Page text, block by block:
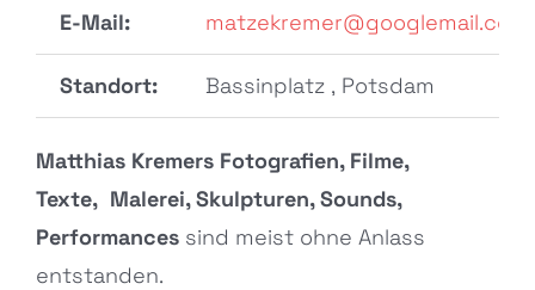
E-Mail: matzekremer@googlemail.com
Standort: Bassinplatz , Potsdam
Matthias Kremers Fotografien, Filme,
Texte, Malerei, Skulpturen, Sounds,
Performancessind meist ohne Anlass
entstanden.